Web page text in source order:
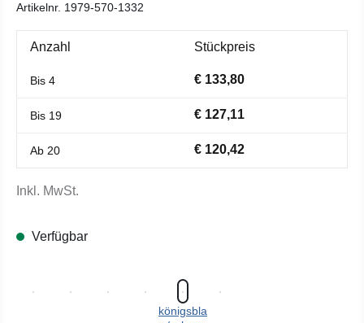
Artikelnr. 1979-570-1332
Anzahl Stückpreis
Bis 4 € 133,80
Bis 19 € 127,11
Ab 20 € 120,42
Inkl. MwSt.
Verfügbar
königsbla